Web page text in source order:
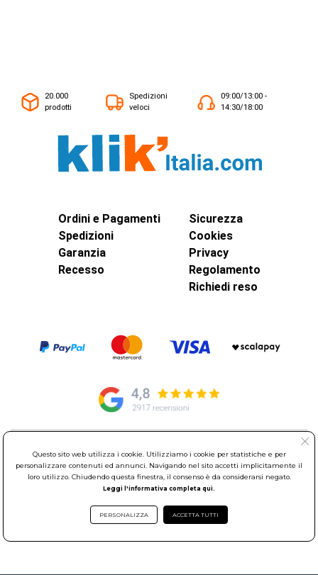
20.000
prodotti
Spedizioni
veloci
09:00/13:00 -
14:30/18:00
Ordini e Pagamenti
Spedizioni
Garanzia
Recesso
Sicurezza
Cookies
Privacy
Regolamento
Richiedi reso
© Elettroservice Spa - Sede Legale: Via Leonardo da Vinci, 40 -
00015 Monterotondo Scalo (RM)
Partita Iva: 01586761007 - Codice Fiscale: 06634500588 Capitale
Sociale 1.600.000,00 Euro i.v. Iscritto al Registro delle Imprese di
Roma REA: RM-535144
Sede Operativa: Via Leonardo da Vinci, 40 - 00015 Monterotondo
Questo sito web utilizza i cookie. Utilizziamo i cookie per statistiche e per
personalizzare contenuti ed annunci. Navigando nel sito accetti implicitamente il
loro utilizzo. Chiudendo questa finestra, il consenso è da considerarsi negato.
Leggi l'informativa completa qui.
PERSONALIZZA ACCETTA TUTTI